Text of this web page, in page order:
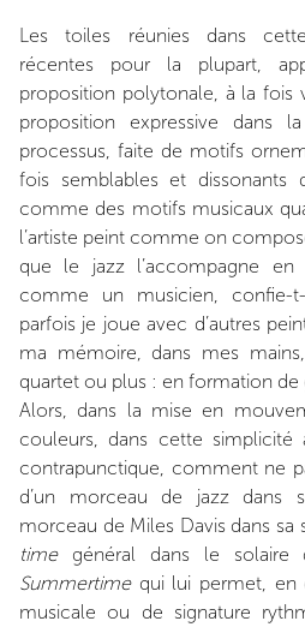
Les toiles réunies dans
récentes pour la plupart,
proposition polytonale, à la fois
proposition expressive dans
processus, faite de motifs
fois semblables et dissonants
comme des motifs musicaux
l’artiste peint comme on
que le jazz l’accompagne
comme un musicien, confie-
parfois je joue avec d’autres
ma mémoire, dans mes
quartet ou plus : en formation
Alors, dans la mise en
couleurs, dans cette simplicité
contrapunctique, comment ne
d’un morceau de jazz dans
morceau de Miles Davis dans sa
timegénéral dans le solaire
Summertime qui lui permet, en
musicale ou de signature